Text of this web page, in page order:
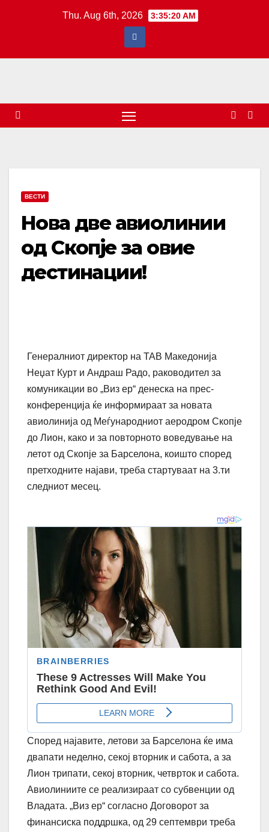
Thu. Aug 6th, 2026 3:35:21 AM
ВЕСТИ
Нова две авиолинии
од Скопје за овие
дестинации!
Генералниот директор на ТАВ Македонија
Неџат Курт и Андраш Радо, раководител за
комуникации во „Виз ер“ денеска на прес-
конференција ќе информираат за новата
авиолинија од Меѓународниот аеродром Скопје
до Лион, како и за повторното воведување на
летот од Скопје за Барселона, коишто според
претходните најави, треба стартуваат на 3.ти
следниот месец.
Според најавите, летови за Барселона ќе има
двапати неделно, секој вторник и сабота, а за
Лион трипати, секој вторник, четврток и сабота.
Авиолиниите се реализираат со субвенции од
Владата. „Виз ер“ согласно Договорот за
финансиска поддршка, од 29 септември треба